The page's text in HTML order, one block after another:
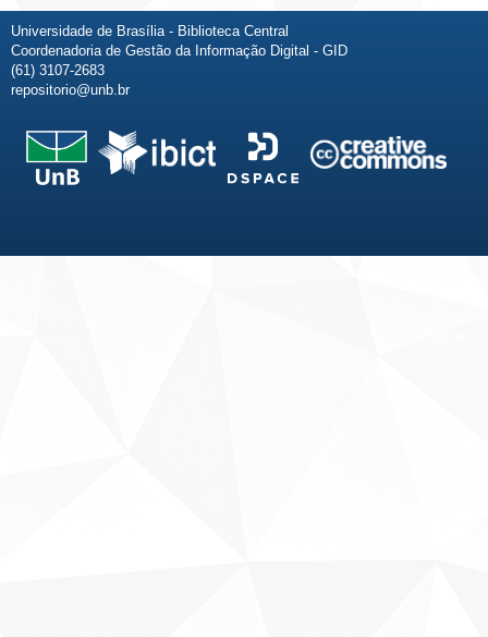
Universidade de Brasília - Biblioteca Central
Coordenadoria de Gestão da Informação Digital - GID
(61) 3107-2683
repositorio@unb.br